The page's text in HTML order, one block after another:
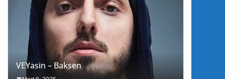
VEYasin – Baksen